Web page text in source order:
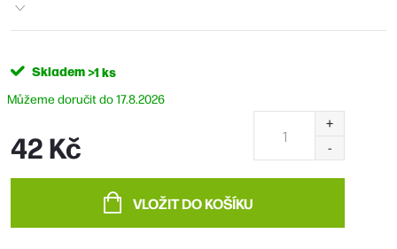
Skladem>1 ks
17.8.2026
42 Kč
VLOŽIT DO KOŠÍKU